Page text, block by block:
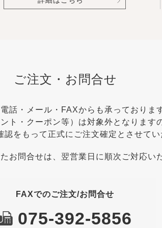
ご注文・お問合せ
話・メール・FAXからも承っておりま
ト・クーポン等）は対象外となります
認をもって正式にご注文確定とさせてい
お問合せは、翌営業日に順次ご対応い
FAXでのご注文/お問合せ
075-392-5856